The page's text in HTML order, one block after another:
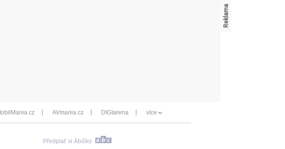
AVmania.cz DIGIarena více
Předplať si Ábíčko